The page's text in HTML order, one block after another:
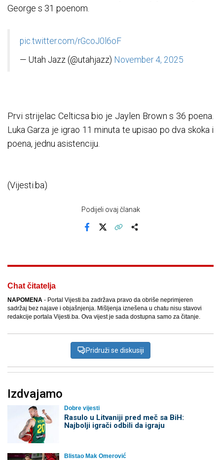
George s 31 poenom.
pic.twitter.com/rGcoJ0l6oF
— Utah Jazz (@utahjazz) November 4, 2025
Prvi strijelac Celticsa bio je Jaylen Brown s 36 poena.
Luka Garza je igrao 11 minuta te upisao po dva skoka i
poena, jednu asistenciju.
(Vijesti.ba)
Podijeli ovaj članak
Chat čitatelja
NAPOMENA - Portal Vijesti.ba zadržava pravo da obriše neprimjeren
sadržaj bez najave i objašnjenja. Mišljenja iznešena u chatu nisu stavovi
redakcije portala Vijesti.ba. Ova vijest je sada dostupna samo za čitanje.
Pridruži se diskusiji
Izdvajamo
Dobre vijesti
Rasulo u Litvaniji pred meč sa BiH:
Najbolji igrači odbili da igraju
Blistao Mak Omerović